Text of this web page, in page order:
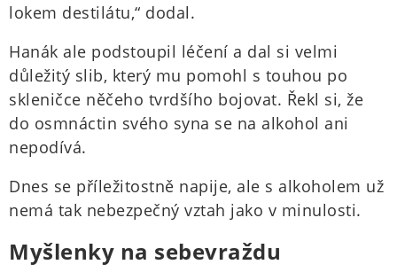
lokem destilátu,“ dodal.
Hanák ale podstoupil léčení a dal si velmi
důležitý slib, který mu pomohl s touhou po
skleničce něčeho tvrdšího bojovat. Řekl si, že
do osmnáctin svého syna se na alkohol ani
nepodívá.
Dnes se příležitostně napije, ale s alkoholem už
nemá tak nebezpečný vztah jako v minulosti.
Myšlenky na sebevraždu